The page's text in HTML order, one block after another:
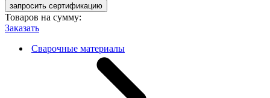
запросить сертификацию
Товаров на сумму:
Заказать
Сварочные материалы